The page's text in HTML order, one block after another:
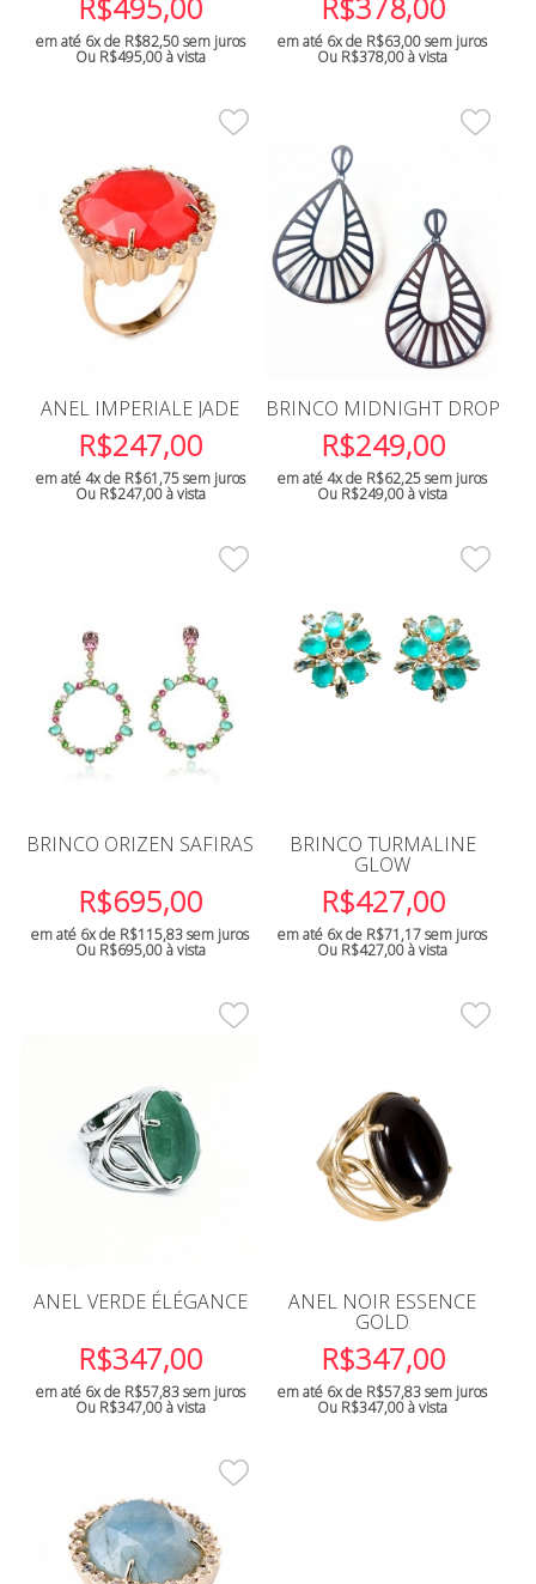
R$495,00
em até 6x de R$82,50sem juros
Ou R$495,00à vista
R$378,00
em até 6x de R$63,00sem juros
Ou R$378,00à vista
ANEL IMPERIALE JADE
R$247,00
em até 4x de R$61,75sem juros
Ou R$247,00à vista
BRINCO MIDNIGHT DROP
R$249,00
em até 4x de R$62,25sem juros
Ou R$249,00à vista
BRINCO ORIZEN SAFIRAS
R$695,00
em até 6x de R$115,83sem juros
Ou R$695,00à vista
BRINCO TURMALINE
GLOW
R$427,00
em até 6x de R$71,17sem juros
Ou R$427,00à vista
ANEL VERDE ÉLÉGANCE
R$347,00
em até 6x de R$57,83sem juros
Ou R$347,00à vista
ANEL NOIR ESSENCE
GOLD
R$347,00
em até 6x de R$57,83sem juros
Ou R$347,00à vista